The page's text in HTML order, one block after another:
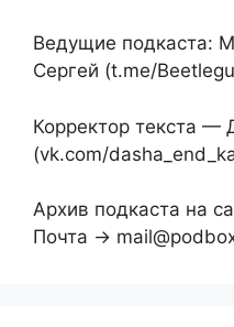
Ведущие подкаста:
Сергей (t.me/
Корректор текста —
(vk.com/
Архив подкаста на
Почта →